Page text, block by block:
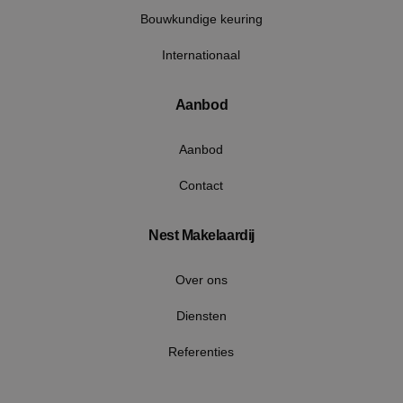
Bouwkundige keuring
Internationaal
Aanbod
Aanbod
Contact
Nest Makelaardij
Over ons
Diensten
Referenties
.youtube.com
Google Privacy Policy